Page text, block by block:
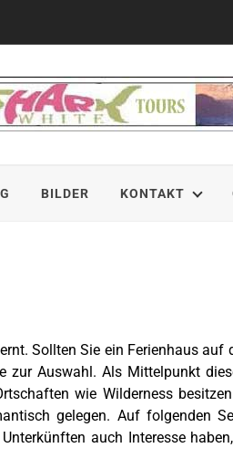
BILDER KONTAKT
Sollten Sie ein Ferienhaus auf
zur Auswahl. Als Mittelpunkt
wie Wilderness
gelegen. Auf folgenden
auch Interesse